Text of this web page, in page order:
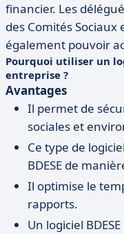
financier. Les
des Comités
également pouvoir
Pourquoi utiliser un
entreprise ?
Avantages
Il permet de
sociales et
Ce type de
BDESE de
Il optimise le
rapports.
Un logiciel